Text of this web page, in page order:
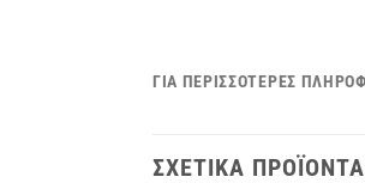
ΓΙΑ ΠΕΡΙΣΣΌΤΕΡΕΣ
ΣΧΕΤΙΚΆ ΠΡΟΪΌΝΤΑ